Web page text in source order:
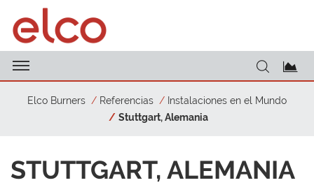
Elco Burners Referencias
Instalaciones en el Mundo
Stuttgart, Alemania
STUTTGART, ALEMANIA